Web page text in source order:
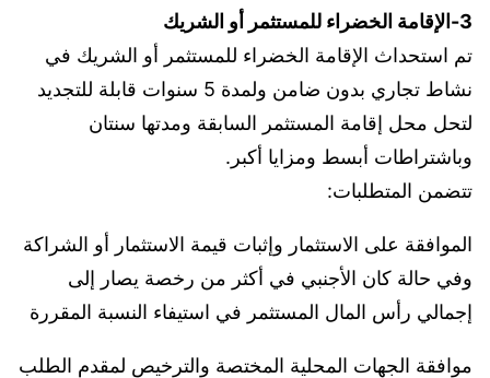
3-الإقامة الخضراء للمستثمر أو الشريك
تم استحداث الإقامة الخضراء للمستثمر أو الشريك في
نشاط تجاري بدون ضامن ولمدة 5 سنوات قابلة للتجديد
لتحل محل إقامة المستثمر السابقة ومدتها سنتان
وباشتراطات أبسط ومزايا أكبر.
تتضمن المتطلبات:
الموافقة على الاستثمار وإثبات قيمة الاستثمار أو الشراكة
وفي حالة كان الأجنبي في أكثر من رخصة يصار إلى
إجمالي رأس المال المستثمر في استيفاء النسبة المقررة
موافقة الجهات المحلية المختصة والترخيص لمقدم الطلب